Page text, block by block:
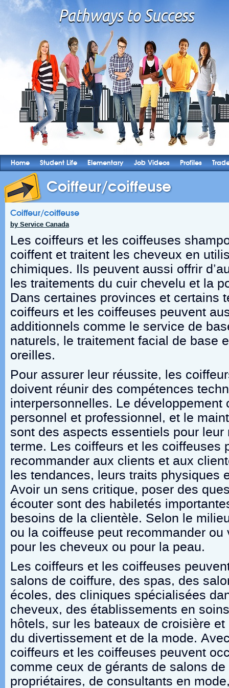
Home Student Life Elementary Job Videos Profiles
Coiffeur/coiffeuse
Coiffeur/coiffeuse
by Service Canada
Les coiffeurs et les coiffeuses
coiffent et traitent les cheveux en
chimiques. Ils peuvent aussi offrir
les traitements du cuir chevelu et la
Dans certaines provinces et certains
coiffeurs et les coiffeuses peuvent
additionnels comme le service de
naturels, le traitement facial de base
oreilles.
Pour assurer leur réussite, les
doivent réunir des compétences
interpersonnelles. Le développement
personnel et professionnel, et le
sont des aspects essentiels pour leur
terme. Les coiffeurs et les coiffeuses
recommander aux clients et aux
les tendances, leurs traits physiques
Avoir un sens critique, poser des
écouter sont des habiletés
besoins de la clientèle. Selon le
ou la coiffeuse peut recommander ou
pour les cheveux ou pour la peau.
Les coiffeurs et les coiffeuses
salons de coiffure, des spas, des
écoles, des cliniques spécialisées
cheveux, des établissements en
hôtels, sur les bateaux de croisière
du divertissement et de la mode.
coiffeurs et les coiffeuses peuvent
comme ceux de gérants de salons
propriétaires, de consultants en